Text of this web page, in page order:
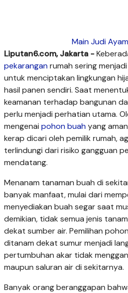
Main Judi
Liputan6.com, Jakarta -
pekaranganrumah sering
untuk menciptakan lingkungan
hasil panen sendiri. Saat
keamanan terhadap bangunan
perlu menjadi perhatian utama.
mengenai pohon buahyang
kerap dicari oleh pemilik rumah,
terlindungi dari risiko gangguan
mendatang.
Menanam tanaman buah di
banyak manfaat, mulai dari
menyediakan buah segar saat
demikian, tidak semua jenis
dekat sumber air. Pemilihan
ditanam dekat sumur menjadi
pertumbuhan akar tidak
maupun saluran air di sekitarnya.
Banyak orang beranggapan